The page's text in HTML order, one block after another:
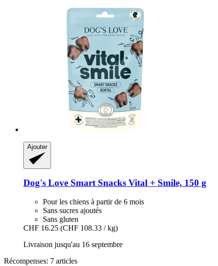
Ajouter
Dog's Love Smart Snacks Vital + Smile, 150 g
Pour les chiens à partir de 6 mois
Sans sucres ajoutés
Sans gluten
CHF 16.25 (CHF 108.33 / kg)
Livraison jusqu'au 16 septembre
Récompenses: 7 articles